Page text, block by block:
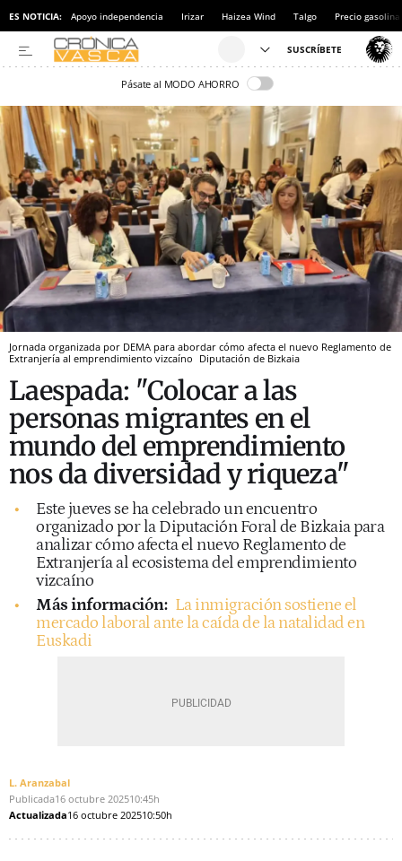
ES NOTICIA: Apoyo independencia Irizar Haizea Wind Talgo Precio gasolina
Pásate al MODO AHORRO
Jornada organizada por DEMA para abordar cómo afecta el nuevo Reglamento de
Extranjería al emprendimiento vizcaíno Diputación de Bizkaia
Laespada: "Colocar a las
personas migrantes en el
mundo del emprendimiento
nos da diversidad y riqueza"
Este jueves se ha celebrado un encuentro
organizado por la Diputación Foral de Bizkaia para
analizar cómo afecta el nuevo Reglamento de
Extranjería al ecosistema del emprendimiento
vizcaíno
Más información: La inmigración sostiene el
mercado laboral ante la caída de la natalidad en
Euskadi
L. Aranzabal
Publicada16 octubre 202510:45h
Actualizada16 octubre 202510:50h